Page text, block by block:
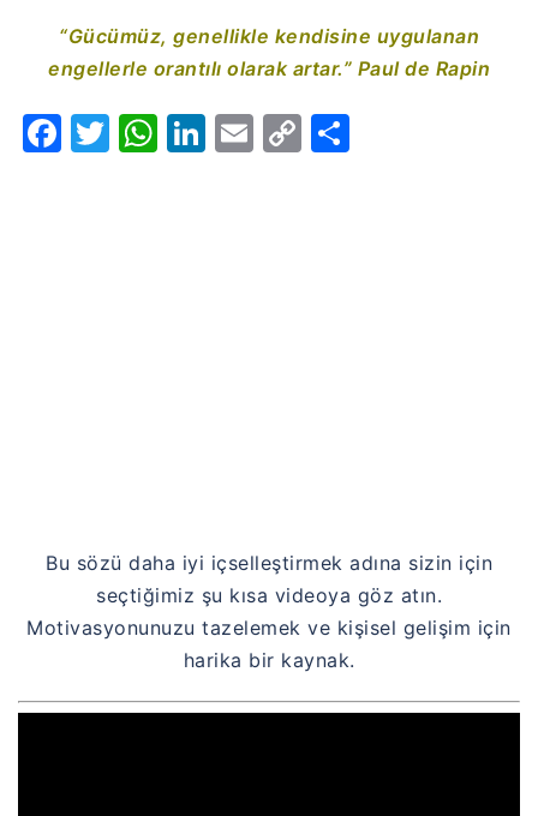
“Gücümüz, genellikle kendisine uygulanan
engellerle orantılı olarak artar.” Paul de Rapin
Facebook
Twitter
WhatsApp
LinkedIn
Email
Copy
Bu sözü daha iyi içselleştirmek adına sizin için
seçtiğimiz şu kısa videoya göz atın.
Motivasyonunuzu tazelemek ve kişisel gelişim için
harika bir kaynak.